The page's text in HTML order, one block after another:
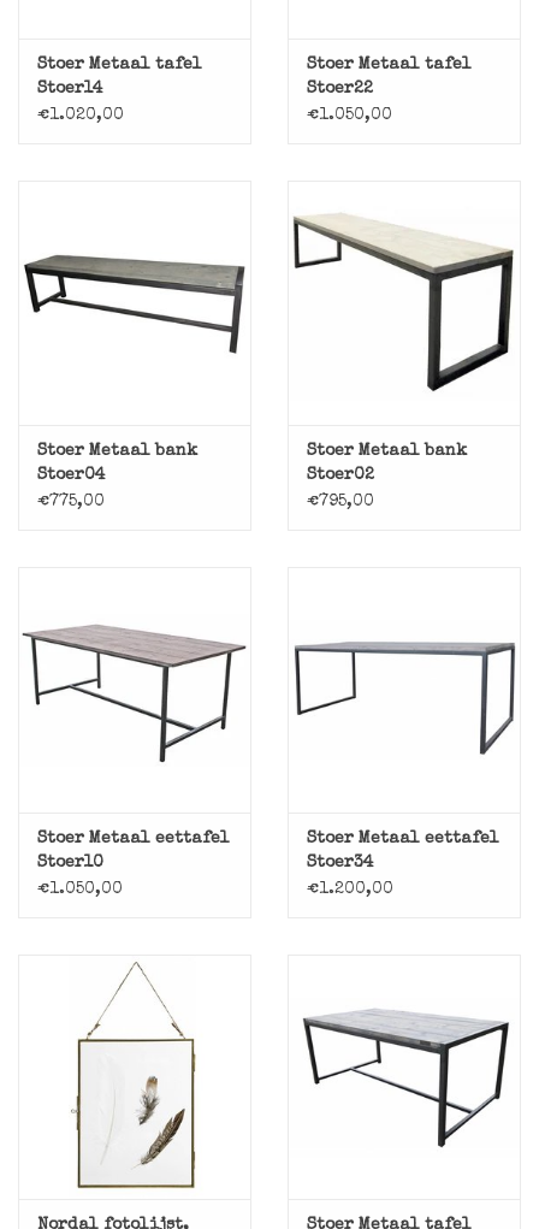
Stoer Metaal tafel
Stoer14
€1.020,00
Stoer Metaal tafel
Stoer22
€1.050,00
Stoer Metaal bank
Stoer04
€775,00
Stoer Metaal bank
Stoer02
€795,00
Stoer Metaal eettafel
Stoer10
€1.050,00
Stoer Metaal eettafel
Stoer34
€1.200,00
Nordal fotolijst,
Stoer Metaal tafel